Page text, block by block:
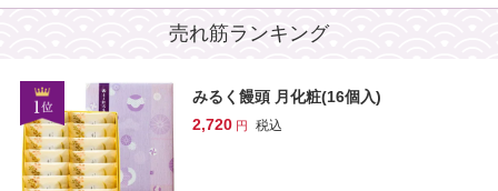
売れ筋ランキング
みるく饅頭 月化粧(16個入)
2,720
税込